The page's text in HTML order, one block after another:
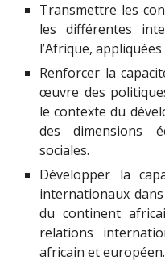
Transmettre les
les différentes
l’Afrique,
Renforcer la
œuvre des
le contexte du
des dimensions
sociales.
Développer la
internationaux
du continent
relations
africain et européen.